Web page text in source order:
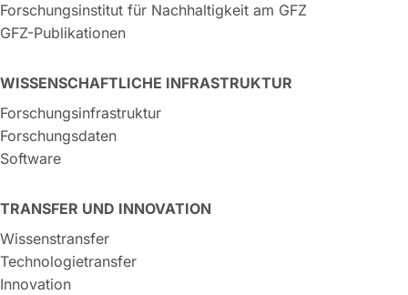
Forschungsinstitut für Nachhaltigkeit am GFZ
GFZ-Publikationen
WISSENSCHAFTLICHE INFRASTRUKTUR
Forschungsinfrastruktur
Forschungsdaten
Software
TRANSFER UND INNOVATION
Wissenstransfer
Technologietransfer
Innovation